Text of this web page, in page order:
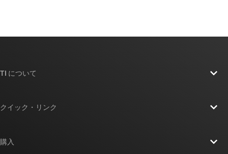
TI について
クイック・リンク
購入